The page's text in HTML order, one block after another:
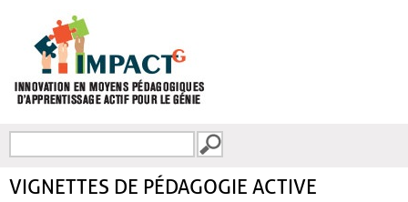
FORMULAIRE DE
VIGNETTES DE PÉDAGOGIE ACTIVE